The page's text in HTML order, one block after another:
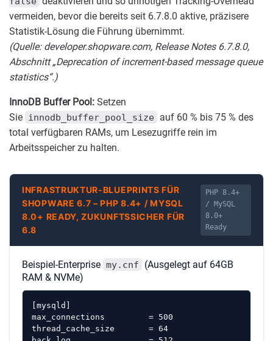
vermeiden, bevor die bereits seit 6.7.8.0 aktive, präzisere
Statistik-Lösung die Führung übernimmt.
(Quelle: developer.shopware.com, Release Notes 6.7.8.0,
Abschnitt „Deprecation of increment-based message queue
statistics“.)
InnoDB Buffer Pool: Setzen
Sie innodb_buffer_pool_size auf 60 % bis 75 % des
total verfügbaren RAMs, um Lesezugriffe rein im
Arbeitsspeicher zu halten.
INFRASTRUKTUR-BLUEPRINTS FÜR
SHOPWARE 6.7 – PHP 8.4+ / MYSQL
8.0+ READY, ZUKUNFTSSICHER FÜR
6.8
PHP 8.4+
/ MySQL
8.0+
Ready
Beispiel-Enterprise my.cnf
(Ausgelegt auf 64GB
RAM & NVMe)
[mysqld]
max_connections         = 500
thread_cache_size       = 64